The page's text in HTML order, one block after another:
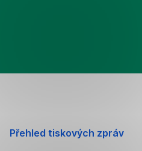
Přehled tiskových zpráv